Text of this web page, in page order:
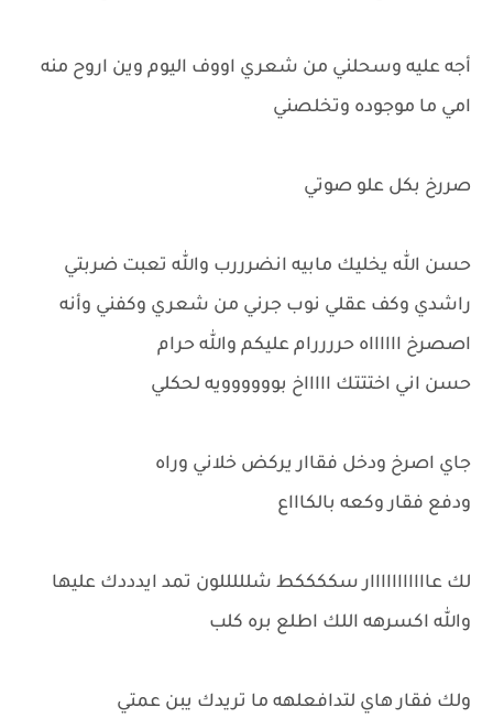
أجه عليه وسحلني من شعري اووف اليوم وين اروح منه
امي ما موجوده وتخلصني
صررخ بكل علو صوتي
حسن الله يخليك مابيه انضرررب والله تعبت ضربتي
راشدي وكف عقلي نوب جرني من شعري وكفني وأنه
اصصرخ ااااااه حررررام عليكم والله حرام
حسن اني اختتتك اااااخ بوووووويه لحكلي
جاي اصرخ ودخل فقاار يركض خلاني وراه
ودفع فقار وكعه بالكاااع
لك عااااااااااار سككككط شلللللون تمد ايدددك عليها
والله اكسرهه اللك اطلع بره كلب
ولك فقار هاي لتدافعلهه ما تريدك يبن عمتي